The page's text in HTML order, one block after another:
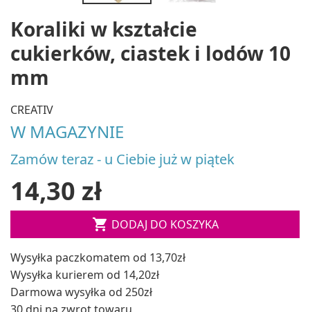
Koraliki w kształcie
cukierków, ciastek i lodów 10
mm
CREATIV
W MAGAZYNIE
Zamów teraz - u Ciebie już w piątek
14,30 zł
 DODAJ DO KOSZYKA
Wysyłka paczkomatem od 13,70zł
Wysyłka kurierem od 14,20zł
Darmowa wysyłka od 250zł